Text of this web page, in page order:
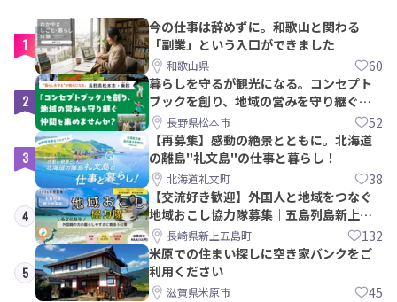
1
今の仕事は辞めずに。和歌山と関わる
「副業」という入口ができました
和歌山県 60
2
暮らしを守るが観光になる。コンセプト
ブックを創り、地域の営みを守り継ぐ仲
間を集めませんか？
長野県松本市 52
3
【再募集】感動の絶景とともに。北海道
の離島"礼文島"の仕事と暮らし！
北海道礼文町 38
4
【交流好き歓迎】外国人と地域をつなぐ
地域おこし協力隊募集｜五島列島新上五
島町長崎県新上五島町 132
5
米原での住まい探しに空き家バンクをご
利用ください
滋賀県米原市 45